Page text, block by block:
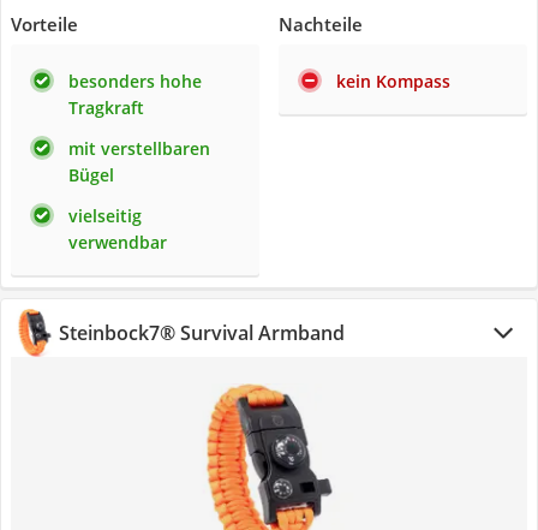
Vorteile
besonders hohe
Tragkraft
mit verstellbaren
Bügel
vielseitig
verwendbar
Nachteile
kein Kompass
Steinbock7® Survival Armband